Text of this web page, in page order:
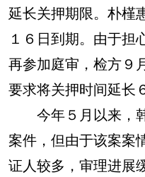
延长关押期限。朴槿
１６日到期。由于担
再参加庭审，检方９
要求将关押时间延长
今年５月以来，
案件，但由于该案案
证人较多，审理进展